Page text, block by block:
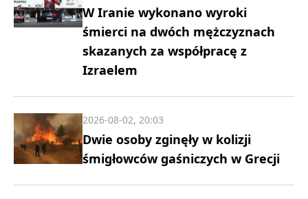
W Iranie wykonano wyroki
śmierci na dwóch mężczyznach
skazanych za współpracę z
Izraelem
Dwie osoby zginęły w kolizji
śmigłowców gaśniczych w Grecji
2026-08-02, 20:03